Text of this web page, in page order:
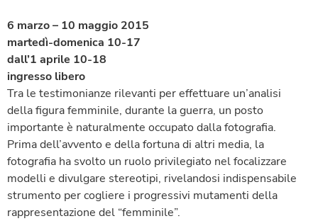
6 marzo – 10 maggio 2015
martedì-domenica 10-17
dall’1 aprile 10-18
ingresso libero
Tra le testimonianze rilevanti per effettuare un’analisi
della figura femminile, durante la guerra, un posto
importante è naturalmente occupato dalla fotografia.
Prima dell’avvento e della fortuna di altri media, la
fotografia ha svolto un ruolo privilegiato nel focalizzare
modelli e divulgare stereotipi, rivelandosi indispensabile
strumento per cogliere i progressivi mutamenti della
rappresentazione del “femminile”.